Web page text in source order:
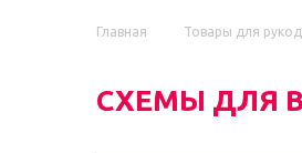
Главная Товары для
СХЕМЫ ДЛЯ